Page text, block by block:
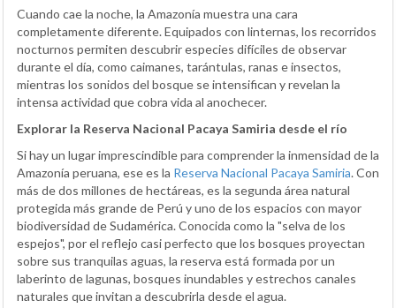
Cuando cae la noche, la Amazonía muestra una cara
completamente diferente. Equipados con linternas, los recorridos
nocturnos permiten descubrir especies difíciles de observar
durante el día, como caimanes, tarántulas, ranas e insectos,
mientras los sonidos del bosque se intensifican y revelan la
intensa actividad que cobra vida al anochecer.
Explorar la Reserva Nacional Pacaya Samiria desde el río
Si hay un lugar imprescindible para comprender la inmensidad de la
Amazonía peruana, ese es la Reserva Nacional Pacaya Samiria. Con
más de dos millones de hectáreas, es la segunda área natural
protegida más grande de Perú y uno de los espacios con mayor
biodiversidad de Sudamérica. Conocida como la "selva de los
espejos", por el reflejo casi perfecto que los bosques proyectan
sobre sus tranquilas aguas, la reserva está formada por un
laberinto de lagunas, bosques inundables y estrechos canales
naturales que invitan a descubrirla desde el agua.